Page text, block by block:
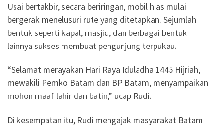
Usai bertakbir, secara beriringan, mobil hias mulai
bergerak menelusuri rute yang ditetapkan. Sejumlah
bentuk seperti kapal, masjid, dan berbagai bentuk
lainnya sukses membuat pengunjung terpukau.
“Selamat merayakan Hari Raya Iduladha 1445 Hijriah,
mewakili Pemko Batam dan BP Batam, menyampaikan
mohon maaf lahir dan batin,” ucap Rudi.
Di kesempatan itu, Rudi mengajak masyarakat Batam